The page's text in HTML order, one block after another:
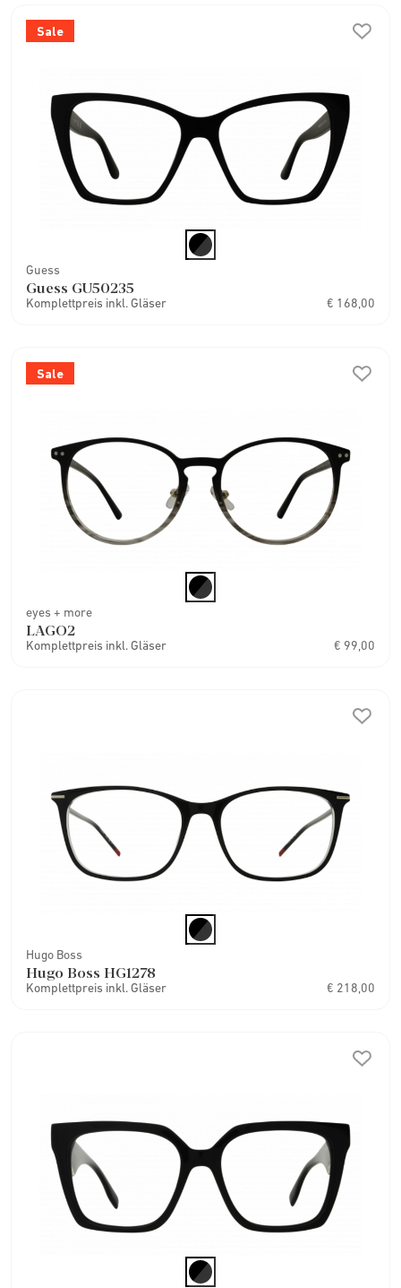
Sale
Guess
Guess GU50235
Komplettpreis inkl. Gläser € 168,00
Sale
eyes + more
LAGO2
Komplettpreis inkl. Gläser € 99,00
Hugo Boss
Hugo Boss HG1278
Komplettpreis inkl. Gläser € 218,00